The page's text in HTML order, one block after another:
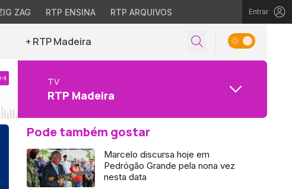
ZAG RTP ENSINA RTP ARQUIVOS Entrar
+ RTP Madeira
TV
RTP Madeira
Pode também gostar
Marcelo discursa hoje em
Pedrógão Grande pela nona vez
nesta data